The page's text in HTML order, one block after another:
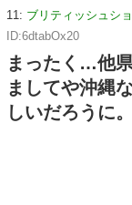
11: ブリティッシュシ
ID:6dtabOx20
まったく…他
ましてや沖縄
しいだろうに。